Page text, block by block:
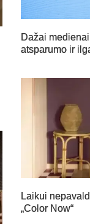
Dažai
atsparumo ir
Laikui
„Color Now“